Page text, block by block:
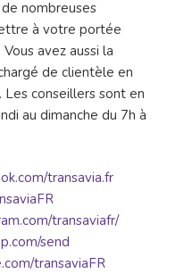
nombreuses
à votre portée
avez aussi la
de clientèle en
conseillers sont en
au dimanche du 7h à
transavia.fr
transaviafr/
send
transaviaFR